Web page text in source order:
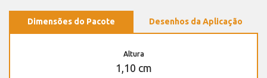
Dimensões do Pacote Desenhos da Aplicação
Altura
1,10 cm